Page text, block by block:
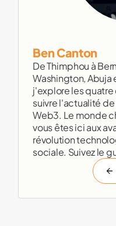
Ben Canton
De Thimphou à
Washington, Abuja
j'explore les
suivre l'actualité
Web3. Le monde
vous êtes ici aux
révolution
sociale. Suivez le